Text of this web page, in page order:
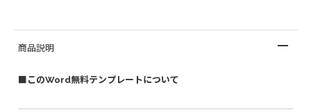
商品説明
■このWord無料テンプレートについて